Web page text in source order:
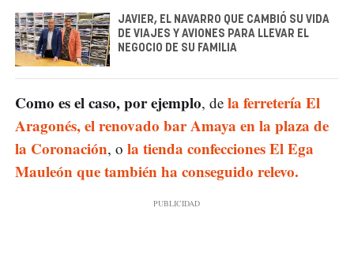
JAVIER, EL NAVARRO QUE CAMBIÓ SU VIDA
DE VIAJES Y AVIONES PARA LLEVAR EL
NEGOCIO DE SU FAMILIA
Como es el caso, por ejemplo, de la ferretería El
Aragonés,el renovado bar Amaya en la plaza de
la Coronación, o la tienda confecciones El Ega
Mauleón que también ha conseguido relevo.